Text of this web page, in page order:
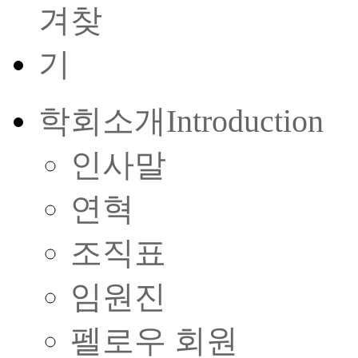
학회소개Introduction
인사말
연혁
조직표
임원진
펠로우 회원